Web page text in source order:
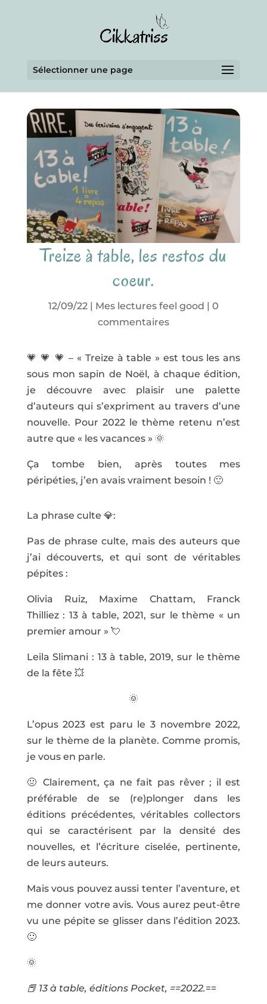
Sélectionner une page
Treize à table, les restos du
coeur.
12/09/22| Mes lectures feel good
0
commentaires
💗 💗 💗 – « Treize à table » est tous les ans
sous mon sapin de Noël, à chaque édition,
je découvre avec plaisir une palette
d’auteurs qui s’expriment au travers d’une
nouvelle. Pour 2022 le thème retenu n’est
autre que « les vacances » 🌞
Ça tombe bien, après toutes mes
péripéties, j’en avais vraiment besoin ! 🙂
La phrase culte 💎:
Pas de phrase culte, mais des auteurs que
j’ai découverts, et qui sont de véritables
pépites :
Olivia Ruiz, Maxime Chattam, Franck
Thilliez : 13 à table, 2021, sur le thème « un
premier amour » 💘
Leila Slimani : 13 à table, 2019, sur le thème
de la fête 💥
🌞
L’opus 2023 est paru le 3 novembre 2022,
sur le thème de la planète. Comme promis,
je vous en parle.
🤢 Clairement, ça ne fait pas rêver ; il est
préférable de se (re)plonger dans les
éditions précédentes, véritables collectors
qui se caractérisent par la densité des
nouvelles, et l’écriture ciselée, pertinente,
de leurs auteurs.
Mais vous pouvez aussi tenter l’aventure, et
me donner votre avis. Vous aurez peut-être
vu une pépite se glisser dans l’édition 2023.
🙂
🌞
📕 13 à table, éditions Pocket, ==2022.==